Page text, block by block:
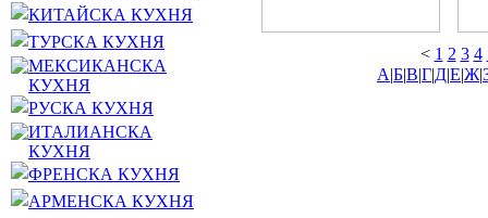
КИТАЙСКА КУХНЯ
ТУРСКА КУХНЯ
МЕКСИКАНСКА
КУХНЯ
РУСКА КУХНЯ
ИТАЛИАНСКА
КУХНЯ
ФРЕНСКА КУХНЯ
АРМЕНСКА КУХНЯ
< 1 2 3 4
А|Б|В|Г|Д|Е|Ж|